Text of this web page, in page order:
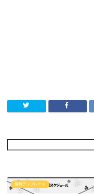
無料テンプレート